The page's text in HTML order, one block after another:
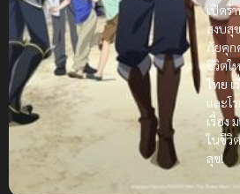
เปิดร้
สงบสุ
ภัยคุก
ชีวิตใ
ไทย เ
และโ
เรื่อง
ในชีวิ
สุข!